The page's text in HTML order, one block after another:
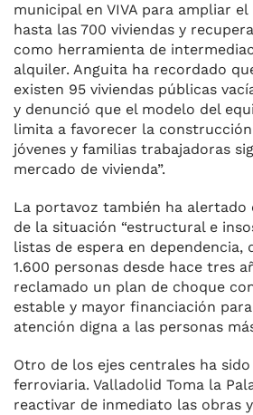
municipal en VIVA para ampliar
hasta las 700 viviendas y
como herramienta de
alquiler. Anguita ha recordado
existen 95 viviendas públicas
y denunció que el modelo del
limita a favorecer la
jóvenes y familias trabajadoras
mercado de vivienda”.
La portavoz también ha alertado
de la situación “estructural e
listas de espera en dependencia,
1.600 personas desde hace tres
reclamado un plan de choque
estable y mayor financiación
atención digna a las personas
Otro de los ejes centrales ha
ferroviaria. Valladolid Toma la
reactivar de inmediato las obras